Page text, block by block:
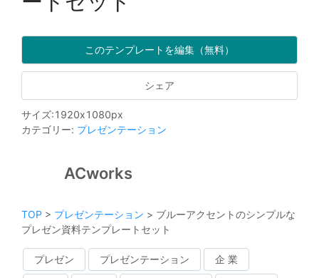
このテンプレートを編集（無料）
シェア
サイズ:1920x1080px
カテゴリー: プレゼンテーション
ACworks
TOP > プレゼンテーション > ブルーアクセントのシンプルな
プレゼン資料テンプレートセット
プレゼン プレゼンテーション 企 業